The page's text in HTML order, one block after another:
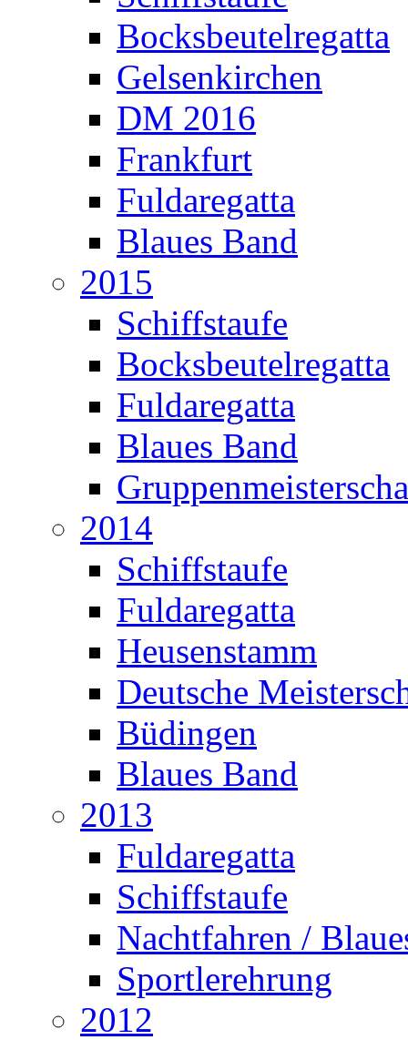
Bocksbeutelregatta
Gelsenkirchen
DM 2016
Frankfurt
Fuldaregatta
Blaues Band
2015
Schiffstaufe
Bocksbeutelregatta
Fuldaregatta
Blaues Band
2014
Schiffstaufe
Fuldaregatta
Heusenstamm
Deutsche
Büdingen
Blaues Band
2013
Fuldaregatta
Schiffstaufe
Nachtfahren /
Sportlerehrung
2012